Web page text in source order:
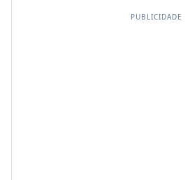
PUBLICIDADE